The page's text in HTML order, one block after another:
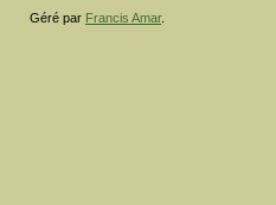
Géré par Francis Amar.